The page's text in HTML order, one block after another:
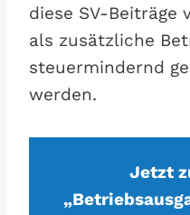
diese SV-Beiträge
als zusätzliche
steuermindernd
werden.
Jetzt